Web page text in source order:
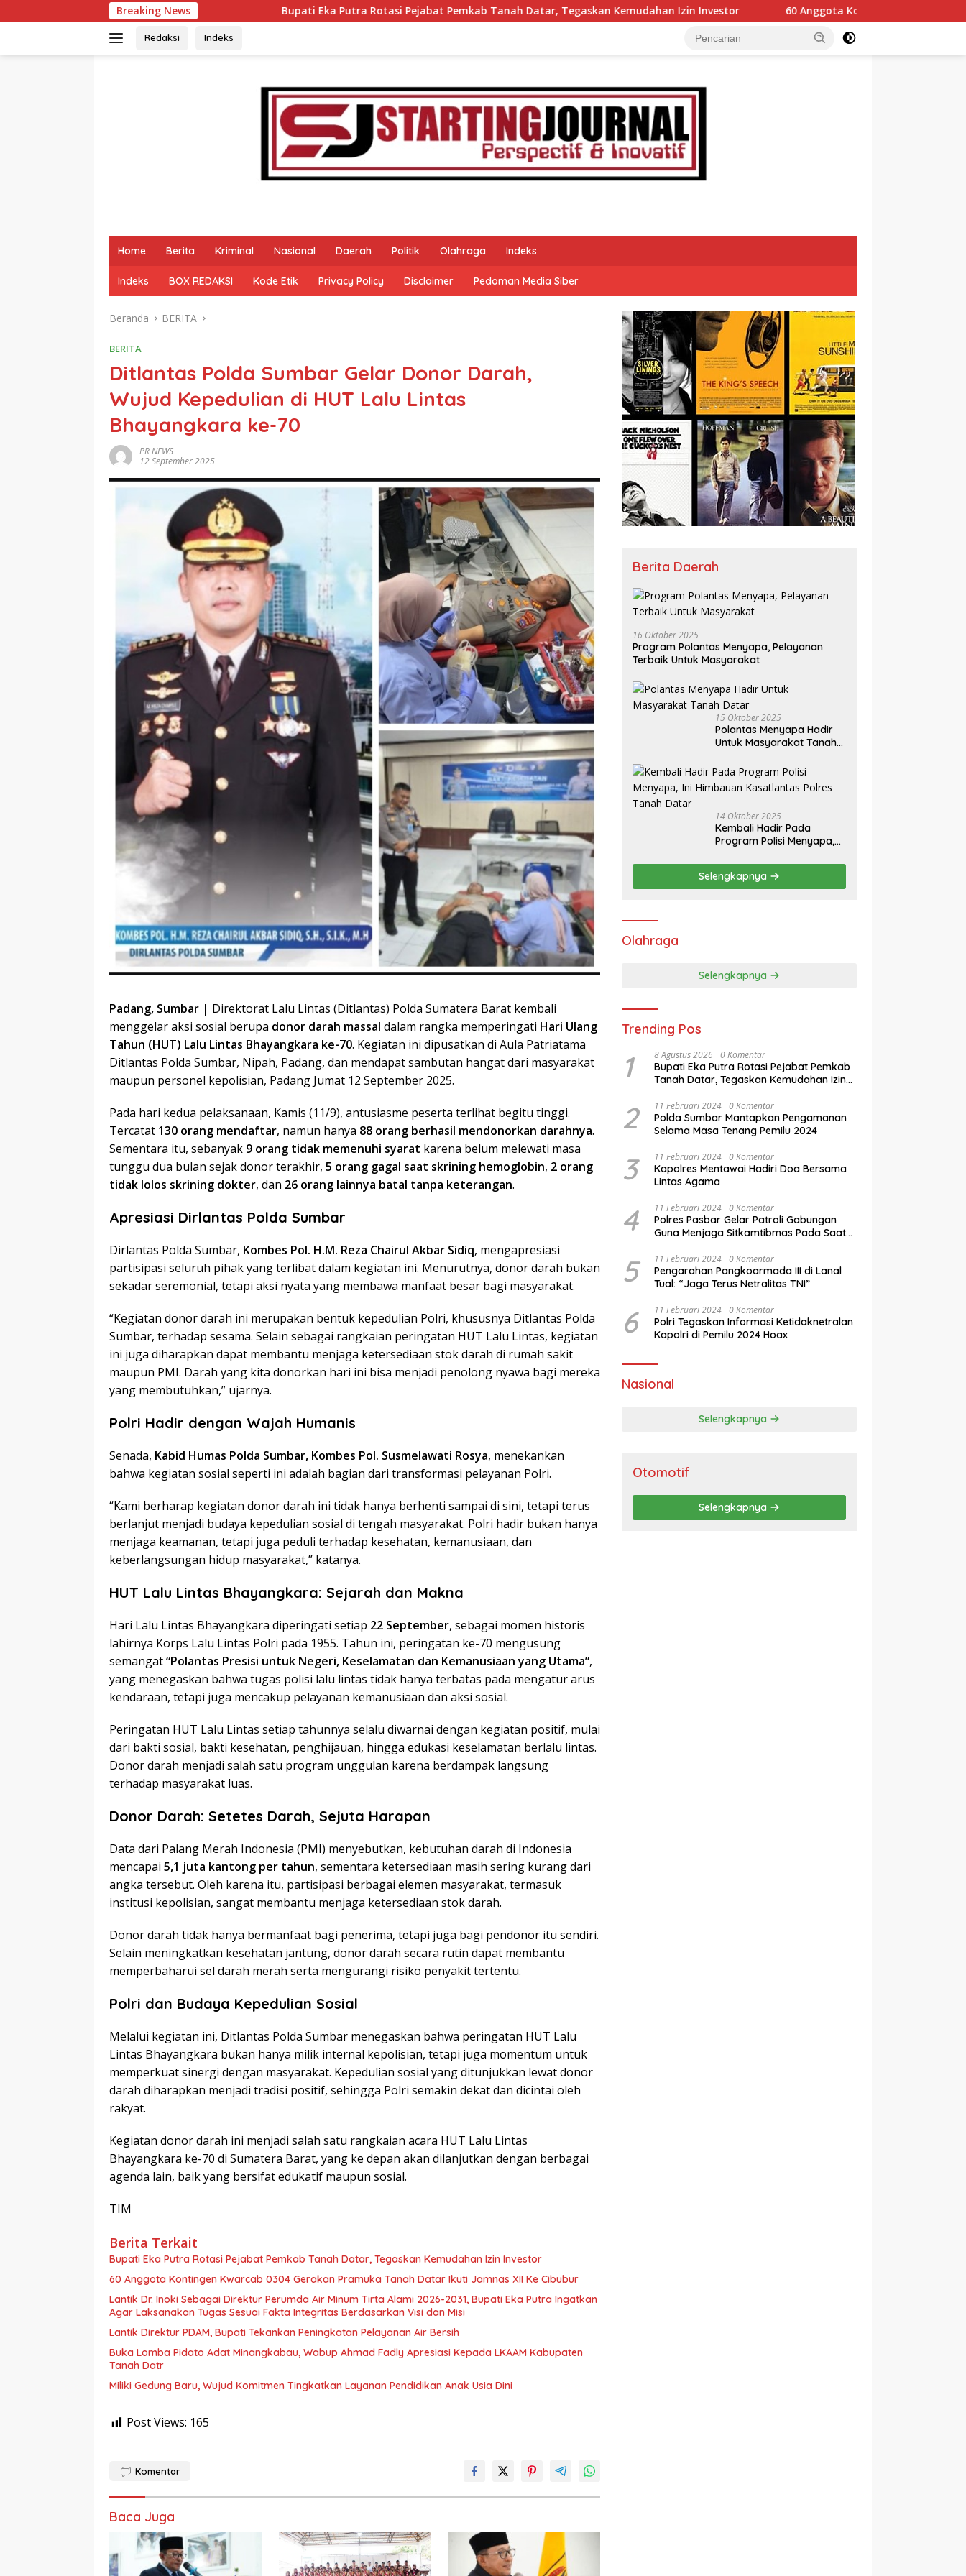
ke
Breaking NewsBupati Eka Putra Rotasi Pejabat Pemkab Tanah Datar, Tegaskan Kemudahan Izin Investor 60 Anggota Kontingen Kwarcab 0304 Gerakan
Redaksi Indeks
Home Berita Kriminal Nasional Daerah Politik Olahraga Indeks
Indeks BOX REDAKSI Kode Etik Privacy Policy Disclaimer Pedoman Media Siber
Beranda BERITA
BERITA
Ditlantas Polda Sumbar Gelar Donor Darah,
Wujud Kepedulian di HUT Lalu Lintas
Bhayangkara ke-70
PR NEWS
12 September 2025
Padang, Sumbar | Direktorat Lalu Lintas (Ditlantas) Polda Sumatera Barat kembali
menggelar aksi sosial berupa donor darah massal dalam rangka memperingati Hari Ulang
Tahun (HUT) Lalu Lintas Bhayangkara ke-70. Kegiatan ini dipusatkan di Aula Patriatama
Ditlantas Polda Sumbar, Nipah, Padang, dan mendapat sambutan hangat dari masyarakat
maupun personel kepolisian, Padang Jumat 12 September 2025.
Pada hari kedua pelaksanaan, Kamis (11/9), antusiasme peserta terlihat begitu tinggi.
Tercatat 130 orang mendaftar, namun hanya 88 orang berhasil mendonorkan darahnya.
Sementara itu, sebanyak 9 orang tidak memenuhi syarat karena belum melewati masa
tunggu dua bulan sejak donor terakhir, 5 orang gagal saat skrining hemoglobin, 2 orang
tidak lolos skrining dokter, dan 26 orang lainnya batal tanpa keterangan.
Apresiasi Dirlantas Polda Sumbar
Dirlantas Polda Sumbar, Kombes Pol. H.M. Reza Chairul Akbar Sidiq, mengapresiasi
partisipasi seluruh pihak yang terlibat dalam kegiatan ini. Menurutnya, donor darah bukan
sekadar seremonial, tetapi aksi nyata yang membawa manfaat besar bagi masyarakat.
“Kegiatan donor darah ini merupakan bentuk kepedulian Polri, khususnya Ditlantas Polda
Sumbar, terhadap sesama. Selain sebagai rangkaian peringatan HUT Lalu Lintas, kegiatan
ini juga diharapkan dapat membantu menjaga ketersediaan stok darah di rumah sakit
maupun PMI. Darah yang kita donorkan hari ini bisa menjadi penolong nyawa bagi mereka
yang membutuhkan,” ujarnya.
Polri Hadir dengan Wajah Humanis
Senada, Kabid Humas Polda Sumbar, Kombes Pol. Susmelawati Rosya, menekankan
bahwa kegiatan sosial seperti ini adalah bagian dari transformasi pelayanan Polri.
“Kami berharap kegiatan donor darah ini tidak hanya berhenti sampai di sini, tetapi terus
berlanjut menjadi budaya kepedulian sosial di tengah masyarakat. Polri hadir bukan hanya
menjaga keamanan, tetapi juga peduli terhadap kesehatan, kemanusiaan, dan
keberlangsungan hidup masyarakat,” katanya.
HUT Lalu Lintas Bhayangkara: Sejarah dan Makna
Hari Lalu Lintas Bhayangkara diperingati setiap 22 September, sebagai momen historis
lahirnya Korps Lalu Lintas Polri pada 1955. Tahun ini, peringatan ke-70 mengusung
semangat“Polantas Presisi untuk Negeri, Keselamatan dan Kemanusiaan yang Utama”,
yang menegaskan bahwa tugas polisi lalu lintas tidak hanya terbatas pada mengatur arus
kendaraan, tetapi juga mencakup pelayanan kemanusiaan dan aksi sosial.
Peringatan HUT Lalu Lintas setiap tahunnya selalu diwarnai dengan kegiatan positif, mulai
dari bakti sosial, bakti kesehatan, penghijauan, hingga edukasi keselamatan berlalu lintas.
Donor darah menjadi salah satu program unggulan karena berdampak langsung
terhadap masyarakat luas.
Donor Darah: Setetes Darah, Sejuta Harapan
Data dari Palang Merah Indonesia (PMI) menyebutkan, kebutuhan darah di Indonesia
mencapai 5,1 juta kantong per tahun, sementara ketersediaan masih sering kurang dari
angka tersebut. Oleh karena itu, partisipasi berbagai elemen masyarakat, termasuk
institusi kepolisian, sangat membantu menjaga ketersediaan stok darah.
Donor darah tidak hanya bermanfaat bagi penerima, tetapi juga bagi pendonor itu sendiri.
Selain meningkatkan kesehatan jantung, donor darah secara rutin dapat membantu
memperbaharui sel darah merah serta mengurangi risiko penyakit tertentu.
Polri dan Budaya Kepedulian Sosial
Melalui kegiatan ini, Ditlantas Polda Sumbar menegaskan bahwa peringatan HUT Lalu
Lintas Bhayangkara bukan hanya milik internal kepolisian, tetapi juga momentum untuk
memperkuat sinergi dengan masyarakat. Kepedulian sosial yang ditunjukkan lewat donor
darah diharapkan menjadi tradisi positif, sehingga Polri semakin dekat dan dicintai oleh
rakyat.
Kegiatan donor darah ini menjadi salah satu rangkaian acara HUT Lalu Lintas
Bhayangkara ke-70 di Sumatera Barat, yang ke depan akan dilanjutkan dengan berbagai
agenda lain, baik yang bersifat edukatif maupun sosial.
TIM
Berita Terkait
Bupati Eka Putra Rotasi Pejabat Pemkab Tanah Datar, Tegaskan Kemudahan Izin Investor
60 Anggota Kontingen Kwarcab 0304 Gerakan Pramuka Tanah Datar Ikuti Jamnas XII Ke Cibubur
Lantik Dr. Inoki Sebagai Direktur Perumda Air Minum Tirta Alami 2026-2031, Bupati Eka Putra Ingatkan
Agar Laksanakan Tugas Sesuai Fakta Integritas Berdasarkan Visi dan Misi
Lantik Direktur PDAM, Bupati Tekankan Peningkatan Pelayanan Air Bersih
Buka Lomba Pidato Adat Minangkabau, Wabup Ahmad Fadly Apresiasi Kepada LKAAM Kabupaten
Tanah Datr
Miliki Gedung Baru, Wujud Komitmen Tingkatkan Layanan Pendidikan Anak Usia Dini
Post Views: 165
Komentar
Baca Juga
Berita Daerah
16 Oktober 2025
Program Polantas Menyapa, Pelayanan
Terbaik Untuk Masyarakat
15 Oktober 2025
Polantas Menyapa Hadir
Untuk Masyarakat Tanah
14 Oktober 2025
Kembali Hadir Pada
Program Polisi Menyapa,
Polres Tanah Datar
Selengkapnya
Olahraga
Selengkapnya
Trending Pos
1 8 Agustus 2026 0 Komentar
Bupati Eka Putra Rotasi Pejabat Pemkab
Tanah Datar, Tegaskan Kemudahan Izin
2 11 Februari 2024 0 Komentar
Polda Sumbar Mantapkan Pengamanan
Selama Masa Tenang Pemilu 2024
3 11 Februari 2024 0 Komentar
Kapolres Mentawai Hadiri Doa Bersama
Lintas Agama
4 11 Februari 2024 0 Komentar
Polres Pasbar Gelar Patroli Gabungan
Guna Menjaga Sitkamtibmas Pada Saat
5 11 Februari 2024 0 Komentar
Pengarahan Pangkoarmada III di Lanal
Tual: “Jaga Terus Netralitas TNI”
6 11 Februari 2024 0 Komentar
Polri Tegaskan Informasi Ketidaknetralan
Kapolri di Pemilu 2024 Hoax
Nasional
Selengkapnya
Otomotif
Selengkapnya